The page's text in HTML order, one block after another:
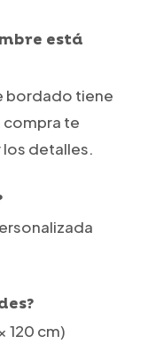
está
bordado tiene
compra te
detalles.
120 cm)